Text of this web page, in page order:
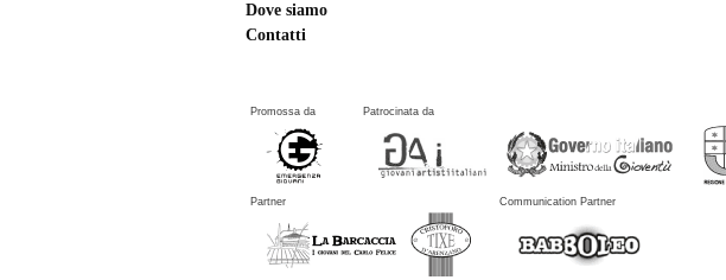
Dove siamo
Contatti
Promossa da Patrocinata da
Partner Communication Partner